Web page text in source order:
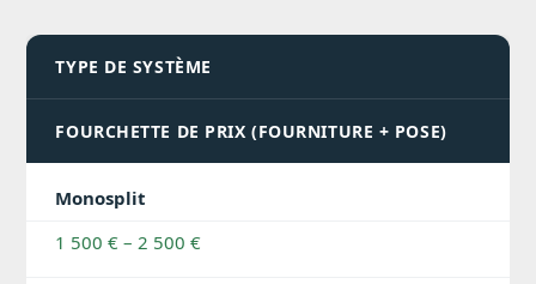
TYPE DE SYSTÈME
FOURCHETTE DE PRIX (FOURNITURE + POSE)
Monosplit
1 500 € – 2 500 €